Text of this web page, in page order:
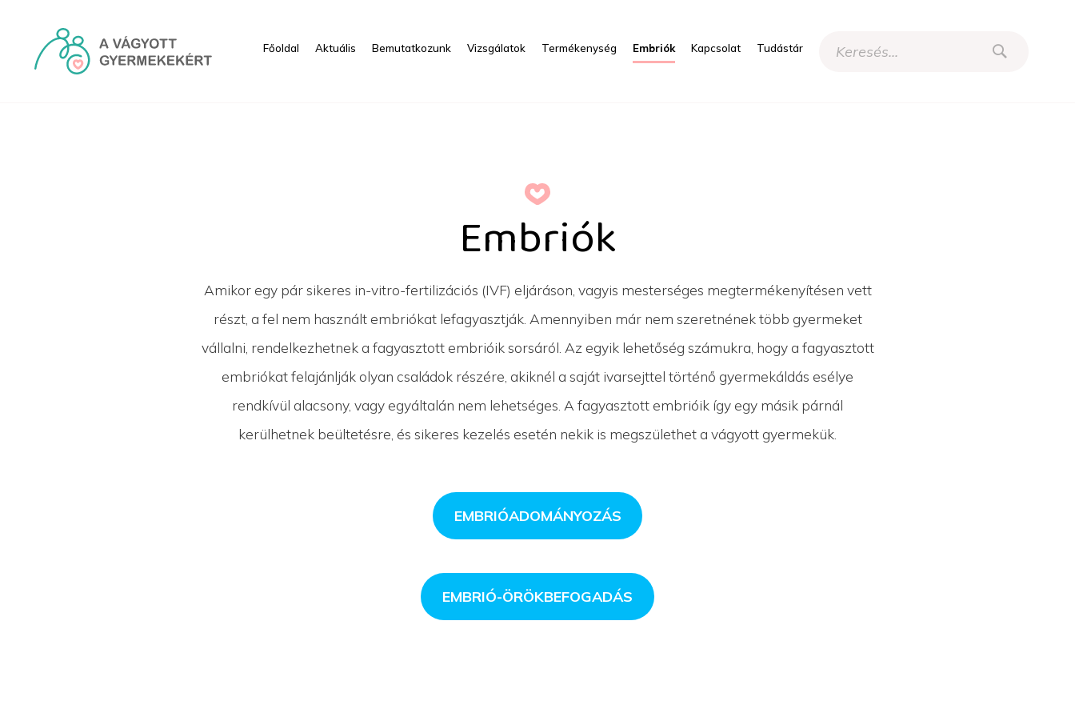
Főoldal Aktuális Bemutatkozunk Vizsgálatok Termékenység Embriók Kapcsolat Tudástár
Embriók
Amikor egy pár sikeres in-vitro-fertilizációs (IVF) eljáráson, vagyis mesterséges megtermékenyítésen vett
részt, a fel nem használt embriókat lefagyasztják. Amennyiben már nem szeretnének több gyermeket
vállalni, rendelkezhetnek a fagyasztott embrióik sorsáról. Az egyik lehetőség számukra, hogy a fagyasztott
embriókat felajánlják olyan családok részére, akiknél a saját ivarsejttel történő gyermekáldás esélye
rendkívül alacsony, vagy egyáltalán nem lehetséges. A fagyasztott embrióik így egy másik párnál
kerülhetnek beültetésre, és sikeres kezelés esetén nekik is megszülethet a vágyott gyermekük.
EMBRIÓADOMÁNYOZÁS
EMBRIÓ-ÖRÖKBEFOGADÁS